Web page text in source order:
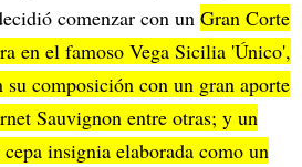
comenzar con un Gran Corte
en el famoso Vega Sicilia 'Único',
su composición con un gran aporte
Sauvignon entre otras; y un
insignia elaborada como un